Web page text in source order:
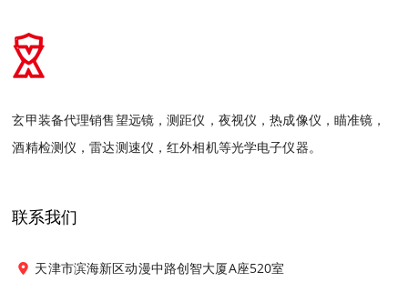
玄甲装备代理销售望远镜，测距仪，夜视仪，热成像仪，瞄准镜，
酒精检测仪，雷达测速仪，红外相机等光学电子仪器。
联系我们
天津市滨海新区动漫中路创智大厦A座520室